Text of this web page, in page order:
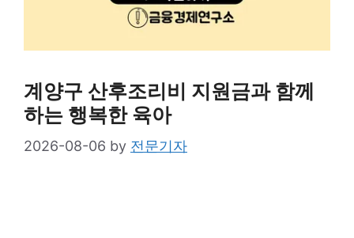
계양구 산후조리비 지원금과 함께
하는 행복한 육아
2026-08-06 by 전문기자